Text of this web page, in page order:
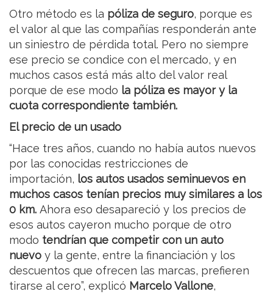
Otro método es la póliza de seguro, porque es
el valor al que las compañías responderán ante
un siniestro de pérdida total. Pero no siempre
ese precio se condice con el mercado, y en
muchos casos está más alto del valor real
porque de ese modo la póliza es mayor y la
cuota correspondiente también.
El precio de un usado
“Hace tres años, cuando no había autos nuevos
por las conocidas restricciones de
importación, los autos usados seminuevos en
muchos casos tenían precios muy similares a los
0 km. Ahora eso desapareció y los precios de
esos autos cayeron mucho porque de otro
modo tendrían que competir con un auto
nuevo y la gente, entre la financiación y los
descuentos que ofrecen las marcas, prefieren
tirarse al cero”, explicó Marcelo Vallone,